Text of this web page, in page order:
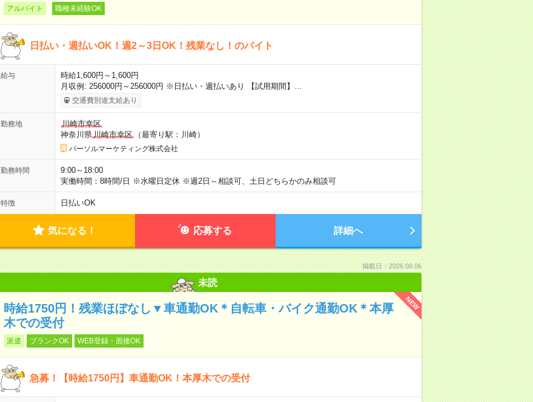
アルバイト 職種未経験OK
日払い・週払いOK！週2～3日OK！残業なし！のバイト
給与
時給1,600円～1,600円
月収例: 256000円～256000円 ※日払い・週払いあり 【試用期間】…
交通費別途支給あり
勤務地
川崎市幸区
神奈川県川崎市幸区（最寄り駅：川崎）
パーソルマーケティング株式会社
勤務時間
9:00～18:00
実働時間：8時間/日 ※水曜日定休 ※週2日～相談可、土日どちらかのみ相談可
特徴 日払いOK
気になる！ 応募する 詳細へ
掲載日：2026.08.06
未読
NEW
時給1750円！残業ほぼなし▼車通勤OK＊自転車・バイク通勤OK＊本厚
木での受付
派遣 ブランクOK WEB登録・面接OK
急募！【時給1750円】車通勤OK！本厚木での受付